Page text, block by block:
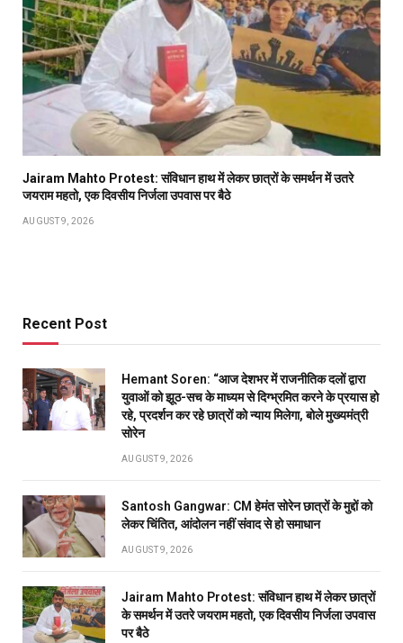
Jairam Mahto Protest: संविधान हाथ में लेकर छात्रों के समर्थन में उतरे
जयराम महतो, एक दिवसीय निर्जला उपवास पर बैठे
AUGUST 9, 2026
Recent Post
Hemant Soren: “आज देशभर में राजनीतिक दलों द्वारा
युवाओं को झूठ-सच के माध्यम से दिग्भ्रमित करने के प्रयास हो
रहे, प्रदर्शन कर रहे छात्रों को न्याय मिलेगा, बोले मुख्यमंत्री
सोरेन
AUGUST 9, 2026
Santosh Gangwar: CM हेमंत सोरेन छात्रों के मुद्दों को
लेकर चिंतित, आंदोलन नहीं संवाद से हो समाधान
AUGUST 9, 2026
Jairam Mahto Protest: संविधान हाथ में लेकर छात्रों
के समर्थन में उतरे जयराम महतो, एक दिवसीय निर्जला उपवास
पर बैठे